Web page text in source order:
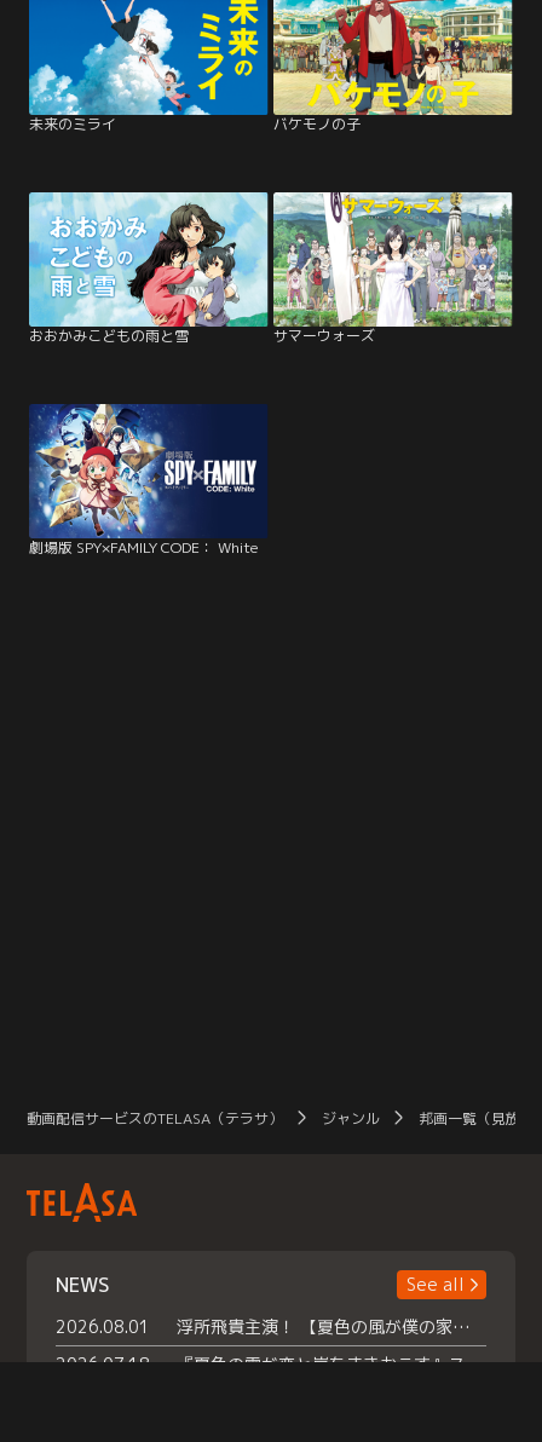
未来のミライ バケモノの子
おおかみこどもの雨と雪 サマーウォーズ
劇場版 SPY×FAMILY CODE： White
動画配信サービスのTELASA（テラサ） ジャンル 邦画一覧（見放題
NEWS
See all
2026.08.01
浮所飛貴主演！ 【夏色の風が僕の家にやってきた】 本日よりテラサで独占配信スタート！
2026.07.18
『夏色の雲が恋と嵐をまきおこす』スペシャルメイキング 【Part1】2026年７月18日（土）23時30分～配信スタート！話題のシーンの裏側を大公開！豪華キャスト大集合！ 『武宮家 真夏の家族会議』開催！